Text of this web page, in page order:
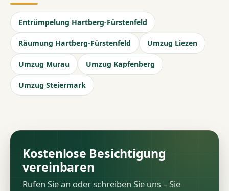
Entrümpelung Hartberg-Fürstenfeld
Räumung Hartberg-Fürstenfeld Umzug Liezen
Umzug Murau Umzug Kapfenberg
Umzug Steiermark
Kostenlose Besichtigung
vereinbaren
Rufen Sie an oder schreiben Sie uns – Sie